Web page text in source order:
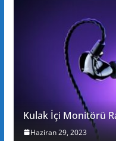
Kulak İçi Monitörü
Haziran 29, 2023